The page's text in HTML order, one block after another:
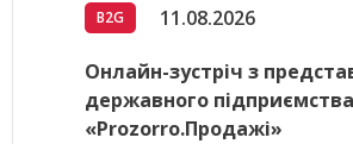
B2G 11.08.2026
Онлайн-зустріч з
державного підприємства
«Prozorro.Продажі»